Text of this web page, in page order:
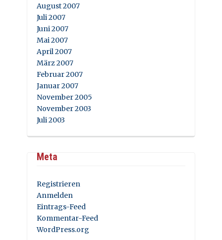
August 2007
Juli 2007
Juni 2007
Mai 2007
April 2007
März 2007
Februar 2007
Januar 2007
November 2005
November 2003
Juli 2003
Meta
Registrieren
Anmelden
Eintrags-Feed
Kommentar-Feed
WordPress.org